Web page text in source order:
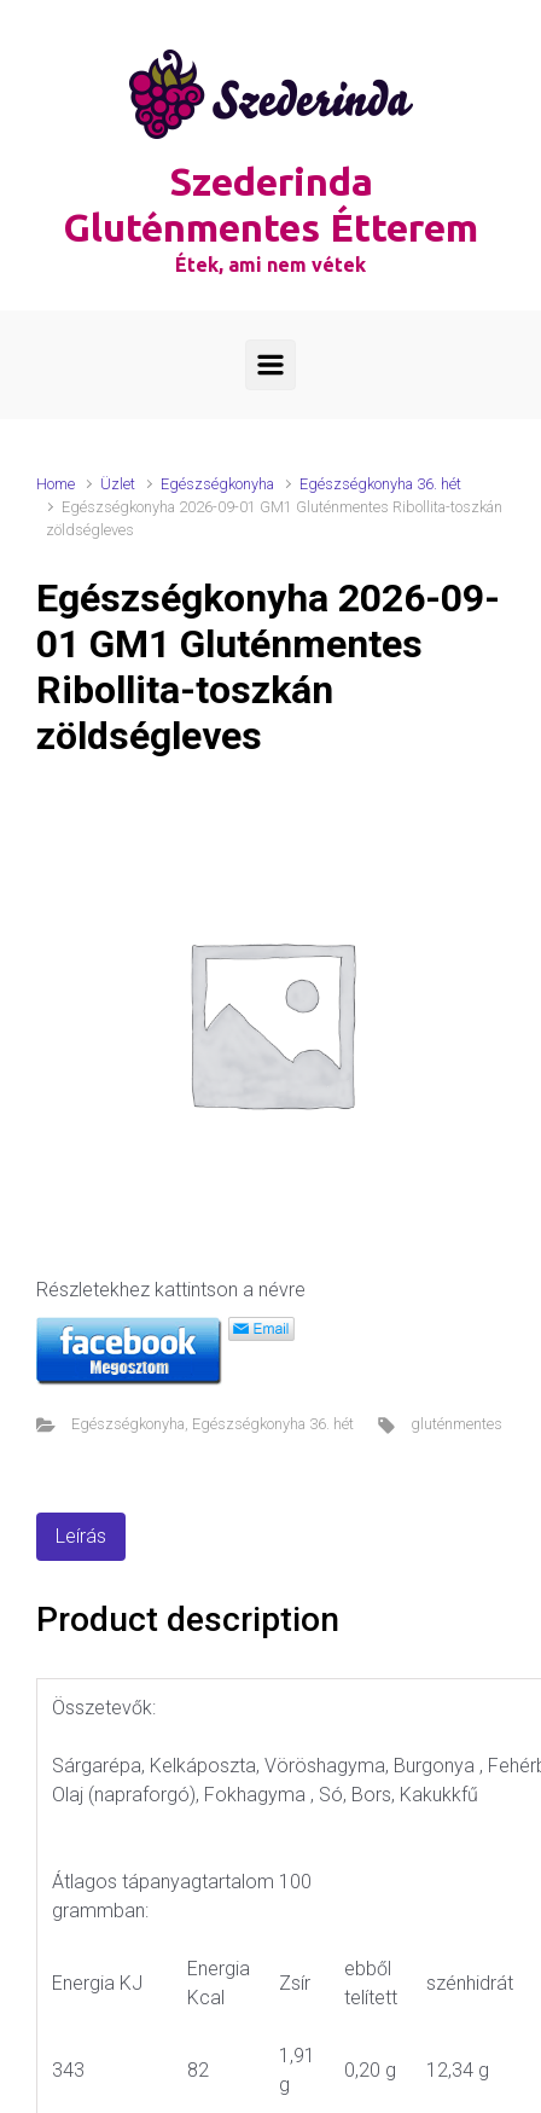
Szederinda
Gluténmentes Étterem
Étek, ami nem vétek
Home Üzlet Egészségkonyha
Egészségkonyha 36. hét
Egészségkonyha 2026-09-01 GM1 Gluténmentes Ribollita-toszkán
zöldségleves
Egészségkonyha 2026-09-
01 GM1 Gluténmentes
Ribollita-toszkán
zöldségleves
Részletekhez kattintson a névre
Egészségkonyha, Egészségkonyha 36. hét gluténmentes
Leírás
Product description
Összetevők:
Sárgarépa, Kelkáposzta, Vöröshagyma, Burgonya ,
Olaj (napraforgó), Fokhagyma , Só, Bors, Kakukkfű
Átlagos tápanyagtartalom 100
grammban:
Energia KJ
Energia
Kcal
Zsír
ebből
telített
szénhidrát
343 82
1,91
g
0,20 g 12,34 g